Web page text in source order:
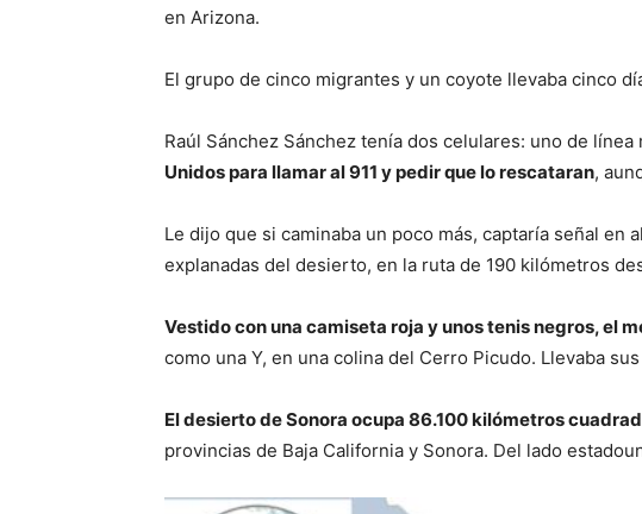
en Arizona.
El grupo de cinco migrantes y un coyote llevaba cinco
Raúl Sánchez Sánchez tenía dos celulares: uno de
Unidos para llamar al 911 y pedir que lo rescataran,
Le dijo que si caminaba un poco más, captaría señal
explanadas del desierto, en la ruta de 190 kilómetros
Vestido con una camiseta roja y unos tenis negros, el
como una Y, en una colina del Cerro Picudo. Llevaba
El desierto de Sonora ocupa 86.100 kilómetros
provincias de Baja California y Sonora. Del lado